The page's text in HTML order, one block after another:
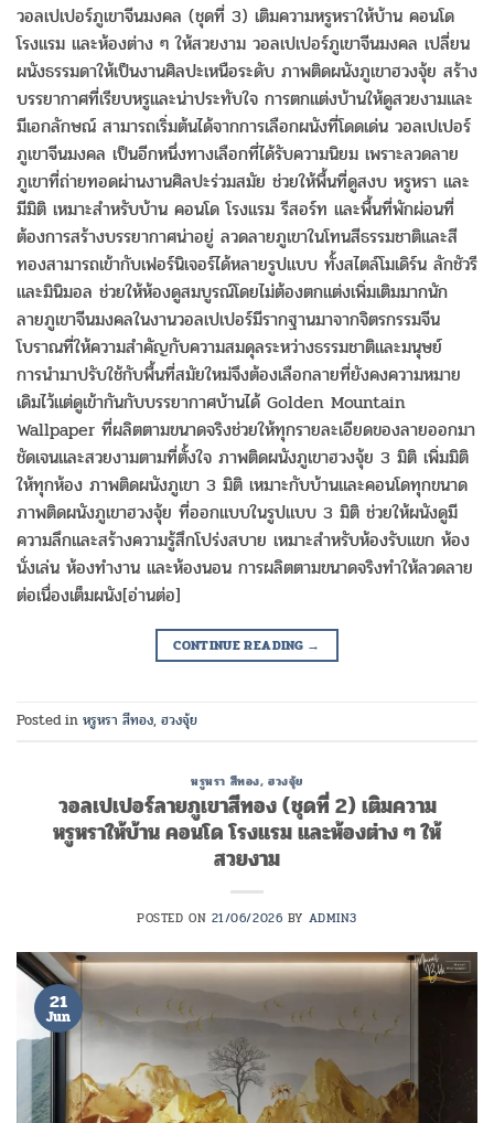
วอลเปเปอร์ภูเขาจีนมงคล (ชุดที่ 3) เติมความหรูหราให้บ้าน คอนโด
โรงแรม และห้องต่าง ๆ ให้สวยงาม วอลเปเปอร์ภูเขาจีนมงคล เปลี่ยน
ผนังธรรมดาให้เป็นงานศิลปะเหนือระดับ ภาพติดผนังภูเขาฮวงจุ้ย สร้าง
บรรยากาศที่เรียบหรูและน่าประทับใจ การตกแต่งบ้านให้ดูสวยงามและ
มีเอกลักษณ์ สามารถเริ่มต้นได้จากการเลือกผนังที่โดดเด่น วอลเปเปอร์
ภูเขาจีนมงคล เป็นอีกหนึ่งทางเลือกที่ได้รับความนิยม เพราะลวดลาย
ภูเขาที่ถ่ายทอดผ่านงานศิลปะร่วมสมัย ช่วยให้พื้นที่ดูสงบ หรูหรา และ
มีมิติ เหมาะสำหรับบ้าน คอนโด โรงแรม รีสอร์ท และพื้นที่พักผ่อนที่
ต้องการสร้างบรรยากาศน่าอยู่ ลวดลายภูเขาในโทนสีธรรมชาติและสี
ทองสามารถเข้ากับเฟอร์นิเจอร์ได้หลายรูปแบบ ทั้งสไตล์โมเดิร์น ลักชัวรี
และมินิมอล ช่วยให้ห้องดูสมบูรณ์โดยไม่ต้องตกแต่งเพิ่มเติมมากนัก
ลายภูเขาจีนมงคลในงานวอลเปเปอร์มีรากฐานมาจากจิตรกรรมจีน
โบราณที่ให้ความสำคัญกับความสมดุลระหว่างธรรมชาติและมนุษย์
การนำมาปรับใช้กับพื้นที่สมัยใหม่จึงต้องเลือกลายที่ยังคงความหมาย
เดิมไว้แต่ดูเข้ากันกับบรรยากาศบ้านได้ Golden Mountain
Wallpaper ที่ผลิตตามขนาดจริงช่วยให้ทุกรายละเอียดของลายออกมา
ชัดเจนและสวยงามตามที่ตั้งใจ ภาพติดผนังภูเขาฮวงจุ้ย 3 มิติ เพิ่มมิติ
ให้ทุกห้อง ภาพติดผนังภูเขา 3 มิติ เหมาะกับบ้านและคอนโดทุกขนาด
ภาพติดผนังภูเขาฮวงจุ้ย ที่ออกแบบในรูปแบบ 3 มิติ ช่วยให้ผนังดูมี
ความลึกและสร้างความรู้สึกโปร่งสบาย เหมาะสำหรับห้องรับแขก ห้อง
นั่งเล่น ห้องทำงาน และห้องนอน การผลิตตามขนาดจริงทำให้ลวดลาย
ต่อเนื่องเต็มผนัง[อ่านต่อ]
CONTINUE READING →
Posted in หรูหรา สีทอง, ฮวงจุ้ย
หรูหรา สีทอง, ฮวงจุ้ย
วอลเปเปอร์ลายภูเขาสีทอง (ชุดที่ 2) เติมความ
หรูหราให้บ้าน คอนโด โรงแรม และห้องต่าง ๆ ให้
สวยงาม
POSTED ON 21/06/2026 BY ADMIN3
21
Jun